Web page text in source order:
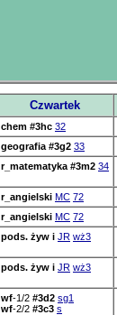
Czwartek
chem #3hc 32
geografia #3g2 33
r_matematyka #3m2 34
r_angielski MC 72
r_angielski MC 72
pods. żyw i JR wż3
pods. żyw i JR wż3
wf-1/2 #3d2 sg1
wf-2/2 #3c3 s